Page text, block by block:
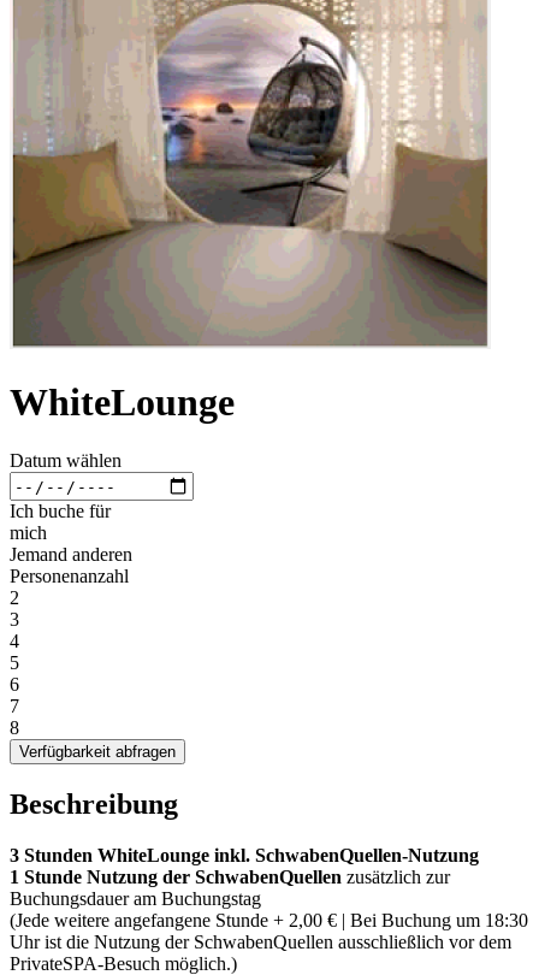
WhiteLounge
Datum wählen
Ich buche für
mich
Jemand anderen
Personenanzahl
2
3
4
5
6
7
8
Verfügbarkeit abfragen
Beschreibung
3 Stunden WhiteLounge inkl. SchwabenQuellen-Nutzung
1 Stunde Nutzung der SchwabenQuellen zusätzlich zur
Buchungsdauer am Buchungstag
(Jede weitere angefangene Stunde + 2,00 € | Bei Buchung um 18:30
Uhr ist die Nutzung der SchwabenQuellen ausschließlich vor dem
PrivateSPA-Besuch möglich.)